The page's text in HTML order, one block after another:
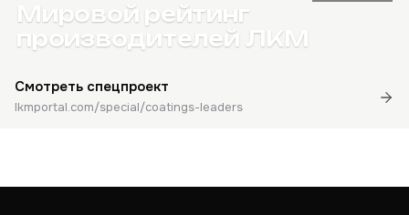
Мировой рейтинг
производителей ЛКМ
Смотреть спецпроект
lkmportal.com/special/coatings-leaders